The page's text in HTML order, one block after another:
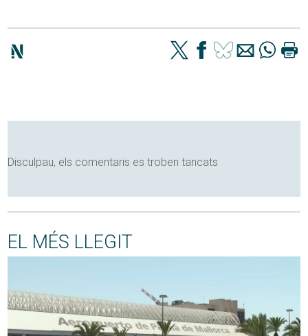
Disculpau, els comentaris es troben tancats
EL MÉS LLEGIT